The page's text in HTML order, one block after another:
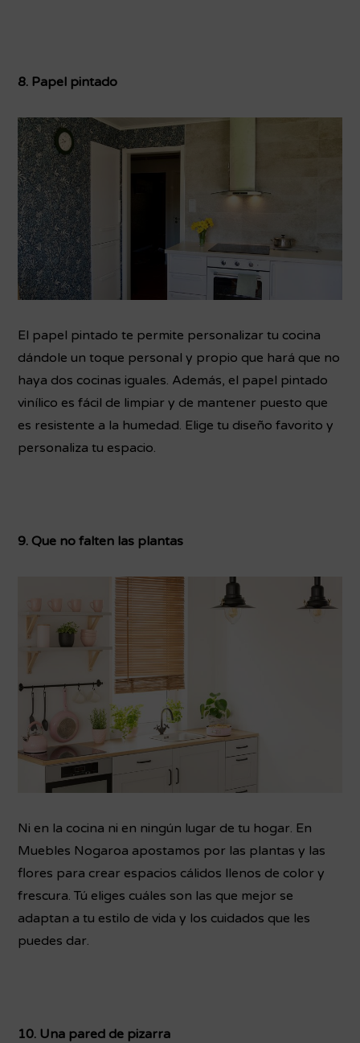
8. Papel pintado
El papel pintado te permite personalizar tu cocina
dándole un toque personal y propio que hará que no
haya dos cocinas iguales. Además, el papel pintado
vinílico es fácil de limpiar y de mantener puesto que
es resistente a la humedad. Elige tu diseño favorito y
personaliza tu espacio.
9. Que no falten las plantas
Ni en la cocina ni en ningún lugar de tu hogar. En
Muebles Nogaroa apostamos por las plantas y las
flores para crear espacios cálidos llenos de color y
frescura. Tú eliges cuáles son las que mejor se
adaptan a tu estilo de vida y los cuidados que les
puedes dar.
10. Una pared de pizarra